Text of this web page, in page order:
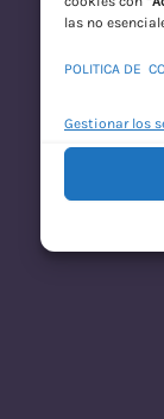
las no
POLITICA DE
Gestionar los